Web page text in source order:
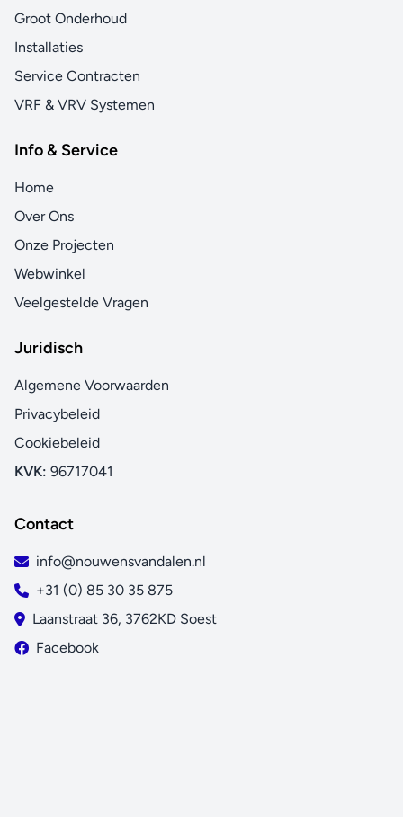
Groot Onderhoud
Installaties
Service Contracten
VRF & VRV Systemen
Info & Service
Home
Over Ons
Onze Projecten
Webwinkel
Veelgestelde Vragen
Juridisch
Algemene Voorwaarden
Privacybeleid
Cookiebeleid
KVK: 96717041
Contact
info@nouwensvandalen.nl
+31 (0) 85 30 35 875
Laanstraat 36, 3762KD Soest
Facebook